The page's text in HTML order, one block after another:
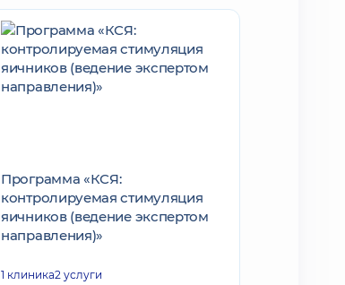
Программа «КСЯ:
контролируемая стимуляция
яичников (ведение экспертом
направления)»
1 клиника2 услуги